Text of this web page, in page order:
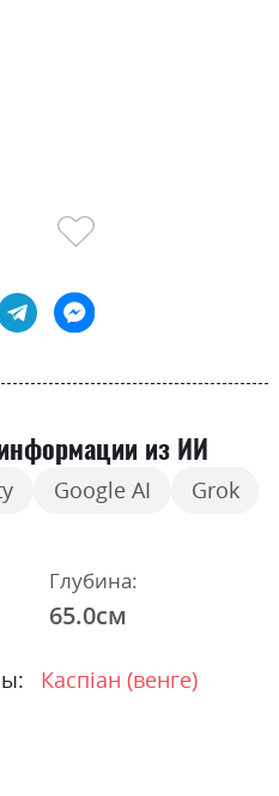
из ИИ
Google AI Grok
Глубина:
65.0см
Каспіан (венге)